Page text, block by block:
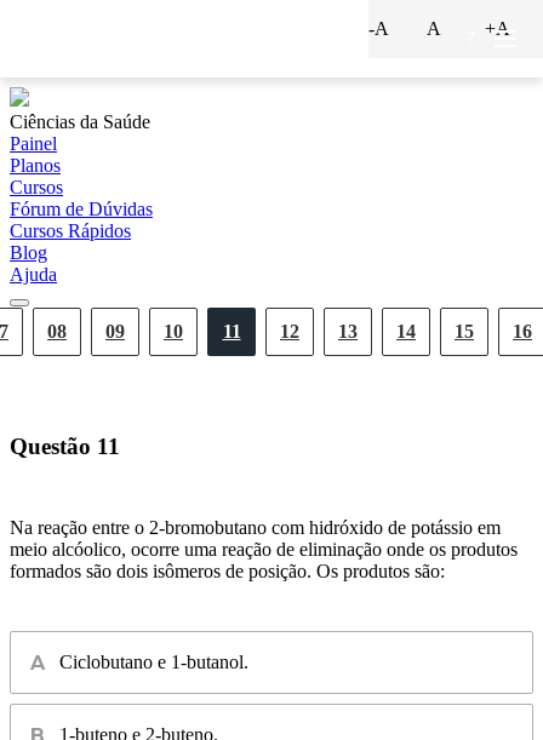
Ciências da Saúde
Painel
Planos
Cursos
Fórum de Dúvidas
Cursos Rápidos
Blog
Ajuda
08 09 10 11 12 13 14 15 16
-A A +A
Questão 11
Na reação entre o 2-bromobutano com hidróxido de potássio em
meio alcóolico, ocorre uma reação de eliminação onde os produtos
formados são dois isômeros de posição. Os produtos são:
Ciclobutano e 1-butanol.
1-buteno e 2-buteno.